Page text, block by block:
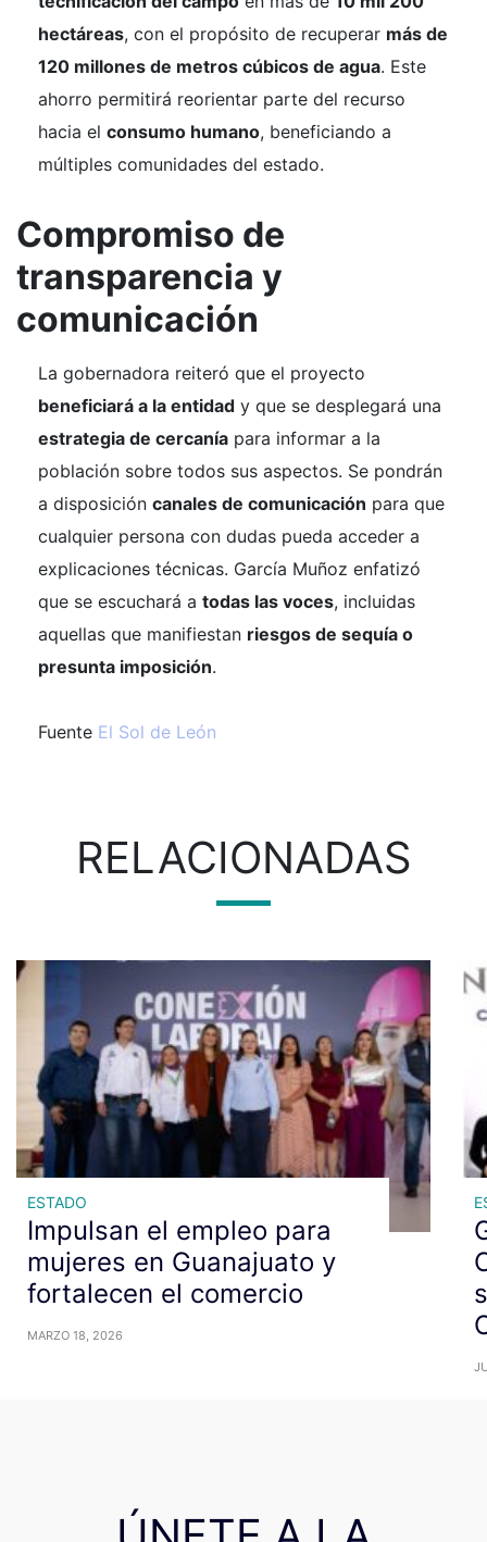
hectáreas, con el propósito de recuperar más de
120 millones de metros cúbicos de agua. Este
ahorro permitirá reorientar parte del recurso
hacia el consumo humano, beneficiando a
múltiples comunidades del estado.
Compromiso de
transparencia y
comunicación
La gobernadora reiteró que el proyecto
beneficiará a la entidad y que se desplegará una
estrategia de cercanía para informar a la
población sobre todos sus aspectos. Se pondrán
a disposición canales de comunicación para que
cualquier persona con dudas pueda acceder a
explicaciones técnicas. García Muñoz enfatizó
que se escuchará a todas las voces, incluidas
aquellas que manifiestan riesgos de sequía o
presunta imposición.
Fuente El Sol de León
RELACIONADAS
ESTADO
Impulsan el empleo para
mujeres en Guanajuato y
fortalecen el comercio
MARZO 18, 2026